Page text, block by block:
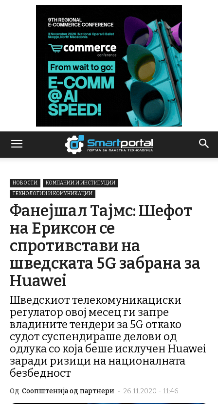
НОВОСТИ
КОМПАНИИ И ИНСТИТУЦИИ
ТЕХНОЛОГИИ И КОМУНИКАЦИИ
Фанејшал Тајмс: Шефот
на Ериксон се
спротивстави на
шведската 5G забрана за
Huawei
Шведскиот телекомуникациски
регулатор овој месец ги запре
владините тендери за 5G откако
судот суспендираше делови од
одлука со која беше исклучен Huawei
заради ризици на националната
безбедност
Од Соопштенија од партнери - 26.11.2020 - 11:46